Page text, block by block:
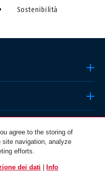
Sostenibilità
USA
agree to the storing of
navigation, analyze
efforts.
dei dati
Info